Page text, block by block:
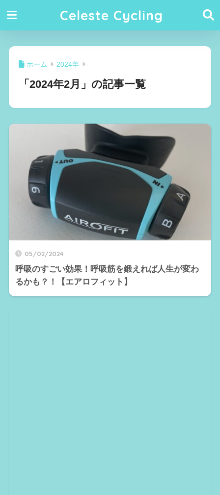
Celeste Cycling
ホーム 2024年
「2024年2月」の記事一覧
05/02/2024
呼吸のすごい効果！呼吸筋を鍛えれば人生が変わ
るかも？！【エアロフィット】